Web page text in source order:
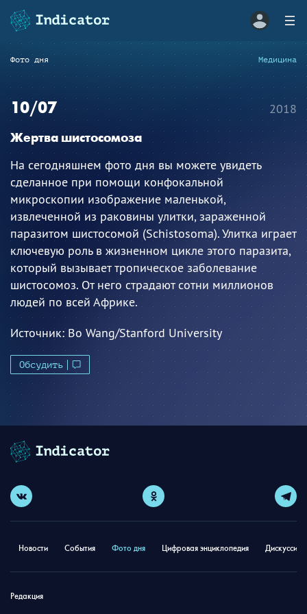
Фото дня Медицина
10/07
Жертва шистосомоза
На сегодняшнем фото дня вы можете увидеть
сделанное при помощи конфокальной
микроскопии изображение маленькой,
извлеченной из раковины улитки, зараженной
паразитом шистосомой (Schistosoma). Улитка играет
ключевую роль в жизненном цикле этого паразита,
который вызывает тропическое заболевание
шистосомоз. От него страдают сотни миллионов
людей по всей Африке.
Источник:Bo Wang/Stanford University
Обсудить
2018
Новости События Фото дня Цифровая энциклопедия
Редакция